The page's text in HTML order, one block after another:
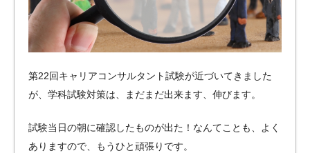
第22回キャリアコンサルタント試験が近づいてきました
が、学科試験対策は、まだまだ出来ます、伸びます。
試験当日の朝に確認したものが出た！なんてことも、よく
ありますので、もうひと頑張りです。